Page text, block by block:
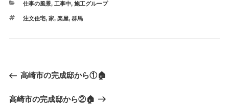
カ
ゴ
仕事の風景, 工事中,施工グループ
タ
注文住宅,家,楽屋,群馬
ナ
過
の
高崎市の完成邸から①🏠
次
高崎市の完成邸から②🏠